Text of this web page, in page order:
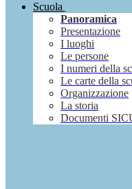
Scuola
Panoramica
Presentazione
I luoghi
Le persone
I numeri della
Le carte della
Organizzazione
La storia
Documenti